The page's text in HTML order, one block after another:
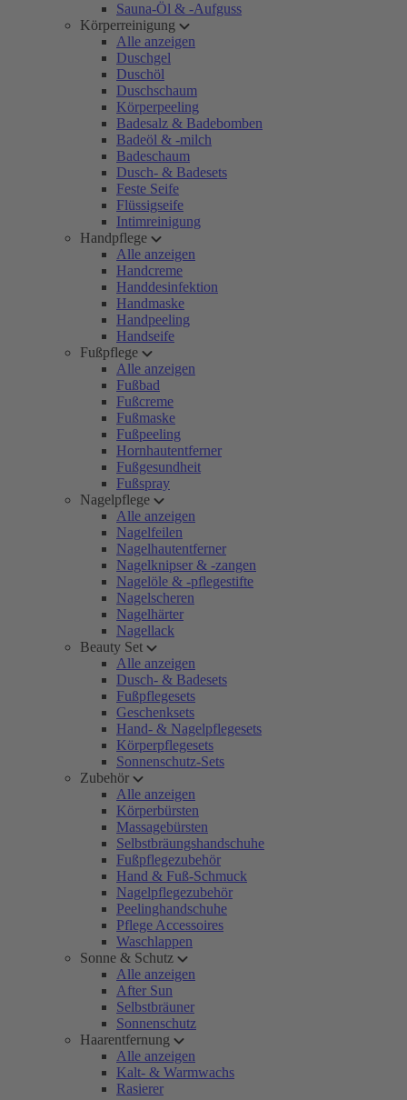
Sauna-Öl & -Aufguss
Körperreinigung
Alle anzeigen
Duschgel
Duschöl
Duschschaum
Körperpeeling
Badesalz & Badebomben
Badeöl & -milch
Badeschaum
Dusch- & Badesets
Feste Seife
Flüssigseife
Intimreinigung
Handpflege
Alle anzeigen
Handcreme
Handdesinfektion
Handmaske
Handpeeling
Handseife
Fußpflege
Alle anzeigen
Fußbad
Fußcreme
Fußmaske
Fußpeeling
Hornhautentferner
Fußgesundheit
Fußspray
Nagelpflege
Alle anzeigen
Nagelfeilen
Nagelhautentferner
Nagelknipser & -zangen
Nagelöle & -pflegestifte
Nagelscheren
Nagelhärter
Nagellack
Beauty Set
Alle anzeigen
Dusch- & Badesets
Fußpflegesets
Geschenksets
Hand- & Nagelpflegesets
Körperpflegesets
Sonnenschutz-Sets
Zubehör
Alle anzeigen
Körperbürsten
Massagebürsten
Selbstbräungshandschuhe
Fußpflegezubehör
Hand & Fuß-Schmuck
Nagelpflegezubehör
Peelinghandschuhe
Pflege Accessoires
Waschlappen
Sonne & Schutz
Alle anzeigen
After Sun
Selbstbräuner
Sonnenschutz
Haarentfernung
Alle anzeigen
Kalt- & Warmwachs
Rasierer